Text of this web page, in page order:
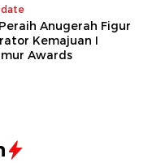
Anugerah Figur
Kemajuan I
Awards